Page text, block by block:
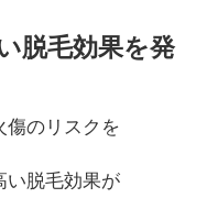
脱毛効果を発
傷のリスクを
い脱毛効果が